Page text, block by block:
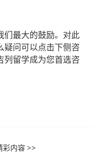
们最大的鼓励。对此
疑问可以点击下侧咨
列留学成为您首选咨
彩内容 >>